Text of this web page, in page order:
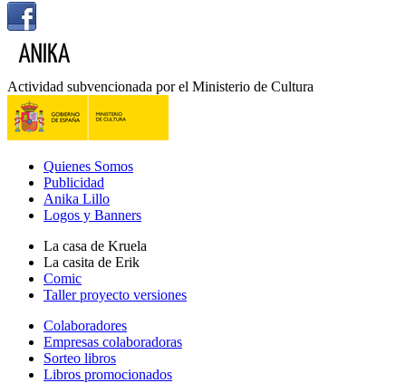
Actividad subvencionada por el Ministerio de Cultura
Quienes Somos
Publicidad
Anika Lillo
Logos y Banners
La casa de Kruela
La casita de Erik
Comic
Taller proyecto versiones
Colaboradores
Empresas colaboradoras
Sorteo libros
Libros promocionados